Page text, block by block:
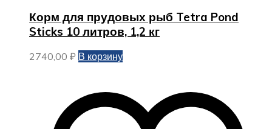
Корм для прудовых рыб Tetra Pond
Sticks 10 литров, 1,2 кг
2740,00 ₽ В корзину